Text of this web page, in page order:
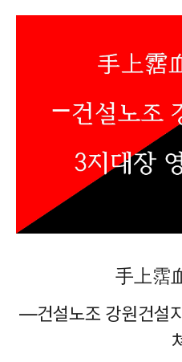
手上霑
―건설노조 강원건설